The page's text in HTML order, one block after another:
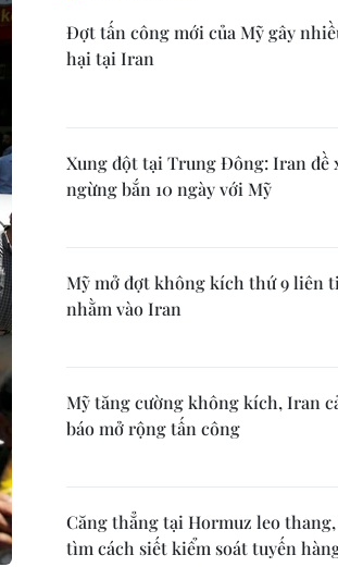
Đợt tấn công mới của Mỹ gây
hại tại Iran
Xung đột tại Trung Đông: Iran đề
ngừng bắn 10 ngày với Mỹ
Mỹ mở đợt không kích thứ 9 liên
nhằm vào Iran
Mỹ tăng cường không kích, Iran
báo mở rộng tấn công
Căng thẳng tại Hormuz leo
tìm cách siết kiểm soát tuyến